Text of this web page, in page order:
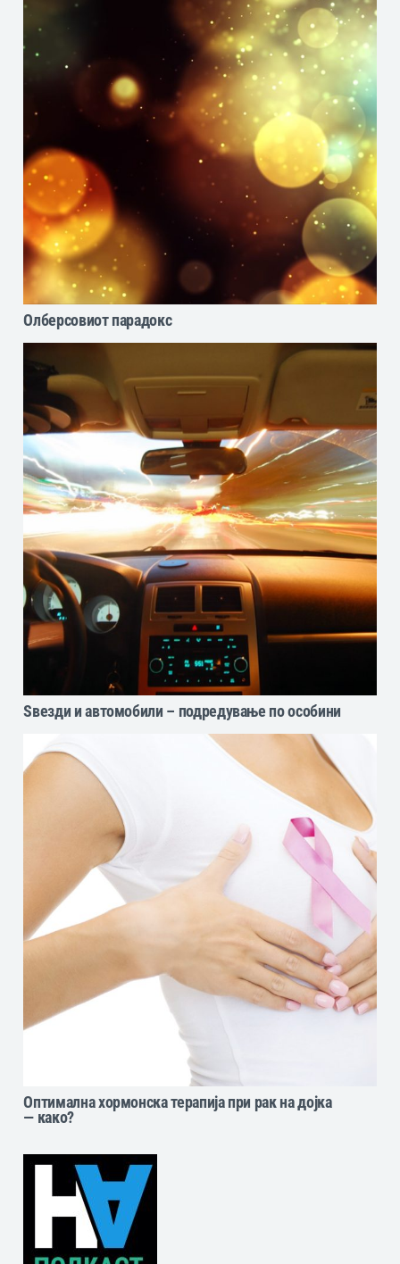
Олберсовиот парадокс
Ѕвезди и автомобили – подредување по особини
Оптимална хормонска терапија при рак на дојка
— како?